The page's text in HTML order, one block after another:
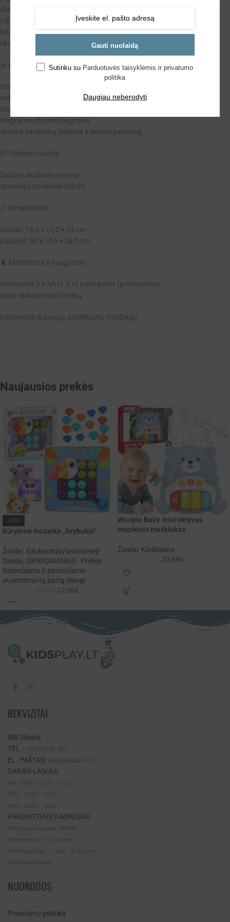
tikrą skalbyklę. Mažylis gali „įdėti“ drabužėlius, pasirinkti programą
(skalavimas, plovimas, gręžimas) ir stebėti, kaip mašina „dirba“.
Gilus būgnas, aiškūs mygtukai ir tvirta konstrukcija suteikia žaidimui
tikroviškumo, o spalvinga pakuotė daro šį žaislą puikia dovana.
🧺 Funkcijos ir ypatybės
realistiški šviesos ir garso efektai
veikia kaip tikra skalbimo mašina – keli režimai
tvirtas, stabilus korpusas
lengvai naudojami mygtukai
skatina vaidmenų žaidimą ir buities pažinimą
📦 Rinkinio sudėtis
žaislinė skalbimo mašina
spalvinga dovaninė dėžutė
📏 Išmatavimai
žaislas: 18,5 × 13,5 × 24 cm
pakuotė: 30 × 15,5 × 28,5 cm
🔋 Maitinimas ir saugumas
maitinama 3 × AA (1,5 V) baterijomis (pridedamos)
tinka vaikams nuo 3 metų
pagaminta iš saugių, sertifikuotų medžiagų
Naujausios prekės
-52%
Kūrybinė mozaika „Grybukai“
Žaislai, Edukaciniai/lavinamieji
žaislai, IŠPARDAVIMAS - Prekes
išsiunčiame ir paruošiame
atsiėmimui tą pačią dieną!
12,00€
Woopie Baby interaktyvus
muzikinis meškiukas
Žaislai, Kūdikiams
23,99€
REKVIZITAI
MB Silvaid
TEL.:
EL. PAŠTAS:
DARBO LAIKAS:
PARDUOTUVĖS ADRESAS:
NUORODOS
Privatumo politika
Gauti nuolaidą
Sutinku su Parduotuvės taisyklėmis ir privatumo
politika
Daugiau neberodyti